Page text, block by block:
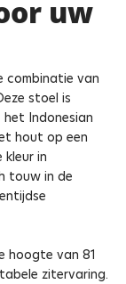
uw
combinatie van
stoel is
Indonesian
hout op een
in
touw in de
hoogte van 81
zitervaring.